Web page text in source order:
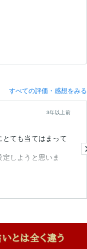
すべての評価・感想をみる
3年以上前
ても当てはまって
しようと思いま